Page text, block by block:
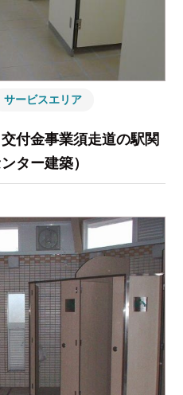
サービスエリア
付金事業須走道の駅関
ター建築）